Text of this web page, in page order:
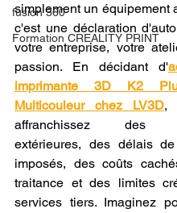
fusion 360
Formation CREALITY PRINT
simplement un équipement
c'est une déclaration
votre entreprise, votre
passion. En décidant d'
imprimante 3D K2
Multicouleur chez LV3D,
affranchissez des
extérieures, des délais
imposés, des coûts
traitance et des limites
services tiers. Imaginez